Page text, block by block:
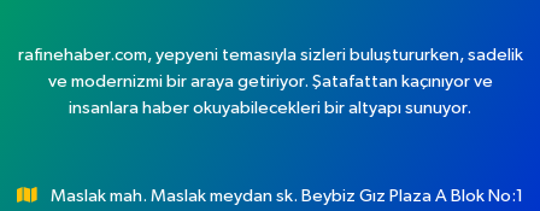
rafinehaber.com, yepyeni temasıyla sizleri buluştururken, sadelik
ve modernizmi bir araya getiriyor. Şatafattan kaçınıyor ve
insanlara haber okuyabilecekleri bir altyapı sunuyor.
Maslak mah. Maslak meydan sk. Beybiz Gız Plaza A Blok No:1